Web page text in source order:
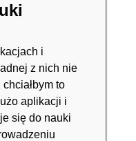
i
z nich nie
to
aplikacji i
się do nauki